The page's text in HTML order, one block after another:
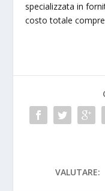
specializzata in
costo totale
VALUTARE: